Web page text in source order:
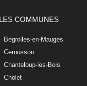
LES COMMUNES
Bégrolles-en-Mauges
Cernusson
Chanteloup-les-Bois
Cholet